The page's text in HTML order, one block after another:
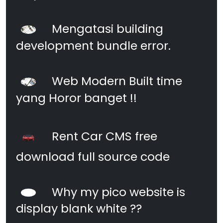
Mengatasi building
development bundle error.
Web Modern Built time
yang Horor banget !!
Rent Car CMS free
download full source code
Why my pico website is
display blank white ??